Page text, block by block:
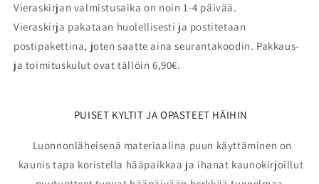
Vieraskirjan valmistusaika on noin 1-4 päivää.
Vieraskirja pakataan huolellisesti ja postitetaan
postipakettina, joten saatte aina seurantakoodin. Pakkaus-
ja toimituskulut ovat tällöin 6,90€.
PUISET KYLTIT JA OPASTEET HÄIHIN
Luonnonläheisenä materiaalina puun käyttäminen on
kaunis tapa koristella hääpaikkaa ja ihanat kaunokirjoillut